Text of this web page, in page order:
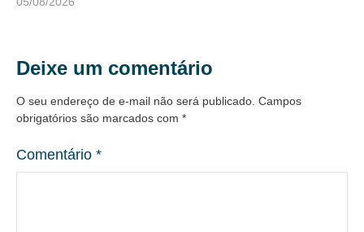
Deixe um comentário
O seu endereço de e-mail não será publicado. Campos
obrigatórios são marcados com *
Comentário *